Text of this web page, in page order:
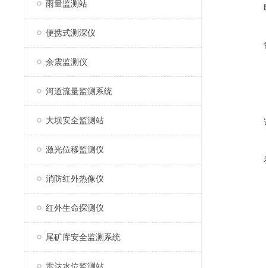
雨量监测站
便携式测深仪
余震监测仪
河道流量监测系统
大坝安全监测站
激光位移监测仪
消防红外热像仪
红外生命探测仪
尾矿库安全监测系统